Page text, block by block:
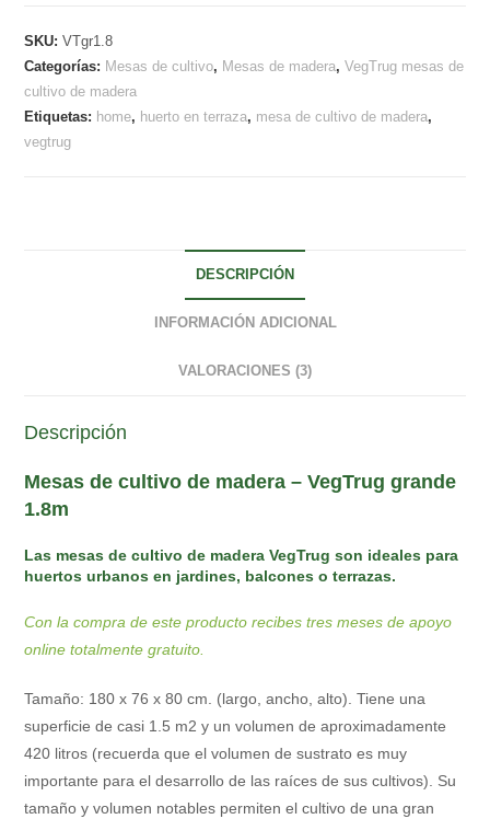
madera
-
VegTrug
grande
SKU:VTgr1.8
Categorías: Mesas de cultivo, Mesas de madera,VegTrug mesas de
cultivo de madera
Etiquetas: home, huerto en terraza, mesa de cultivo de madera,
vegtrug
DESCRIPCIÓN
INFORMACIÓN ADICIONAL
VALORACIONES (3)
Descripción
Mesas de cultivo de madera – VegTrug grande
1.8m
Las mesas de cultivo de madera VegTrug son ideales para
huertos urbanos en jardines, balcones o terrazas.
Con la compra de este producto recibes tres meses de apoyo
online totalmente gratuito.
Tamaño: 180 x 76 x 80 cm. (largo, ancho, alto). Tiene una
superficie de casi 1.5 m2 y un volumen de aproximadamente
420 litros (recuerda que el volumen de sustrato es muy
importante para el desarrollo de las raíces de sus cultivos). Su
tamaño y volumen notables permiten el cultivo de una gran